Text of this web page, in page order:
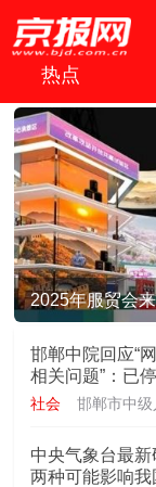
热点
2025年服贸会
邯郸中院回应“
相关问题”：已
社会 邯郸市中
中央气象台最新
两种可能影响我